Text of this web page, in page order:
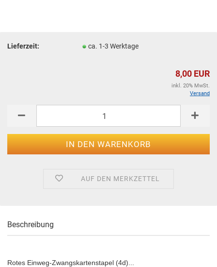
Lieferzeit: ca. 1-3 Werktage
8,00 EUR
inkl. 20% MwSt.
Versand
AUF DEN MERKZETTEL
Beschreibung
Rotes Einweg-Zwangskartenstapel (4d)...